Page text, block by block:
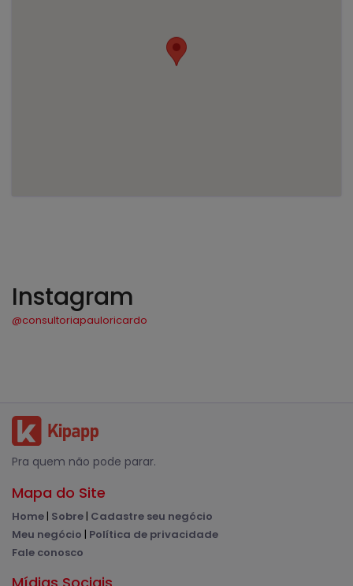
Instagram
@consultoriapauloricardo
Pra quem não pode parar.
Mapa do Site
Home| Sobre| Cadastre seu negócio
Meu negócio | Política de privacidade
Fale conosco